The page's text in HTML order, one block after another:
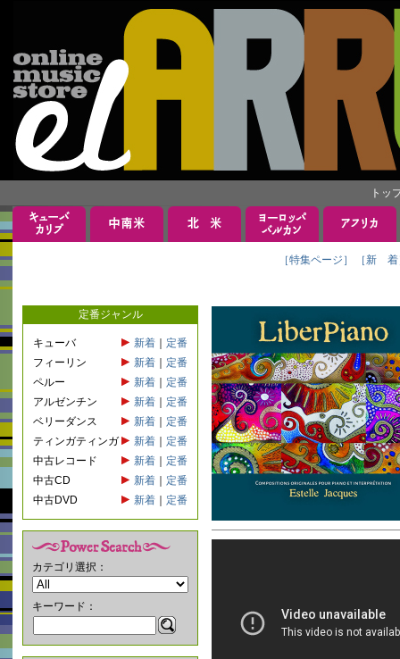
トッ
［特集ページ］ ［新 着
定番ジャンル
キューバ 新着
定番
フィーリン
新着
定番
ペルー
新着
定番
アルゼンチン
新着
定番
ベリーダンス
新着
定番
ティンガティンガ
新着
定番
中古レコード
新着
定番
中古CD
新着
定番
中古DVD
新着 定番
カテゴリ選択：
キーワード：